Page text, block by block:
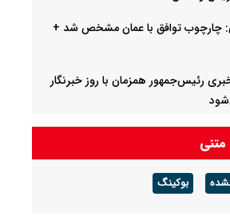
چارچوب توافق با عمان مشخص شد +
رئیس‌جمهور همزمان با روز خبرنگار
لاشه F۱۵ منهدم‌شده آمریکا توسط سامانه‌ی نوین
هوافضای سپاه
پاکستان و عربستان در مکه
متنی
بوکینگ